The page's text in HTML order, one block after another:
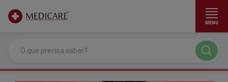
MENU